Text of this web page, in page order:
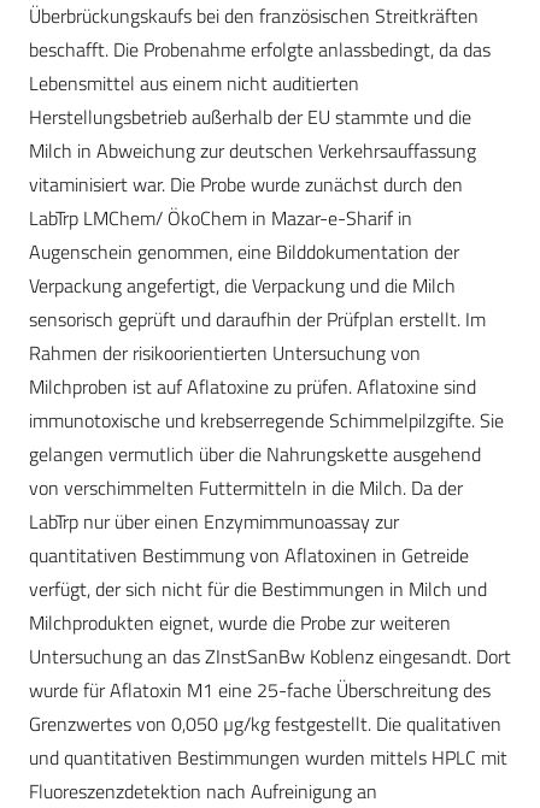
Überbrückungskaufs bei den französischen Streitkräften
beschafft. Die Probenahme erfolgte anlassbedingt, da das
Lebensmittel aus einem nicht auditierten
Herstellungsbetrieb außerhalb der EU stammte und die
Milch in Abweichung zur deutschen Verkehrsauffassung
vitaminisiert war. Die Probe wurde zunächst durch den
LabTrp LMChem/ ÖkoChem in Mazar-e-Sharif in
Augenschein genommen, eine Bilddokumentation der
Verpackung angefertigt, die Verpackung und die Milch
sensorisch geprüft und daraufhin der Prüfplan erstellt. Im
Rahmen der risikoorientierten Untersuchung von
Milchproben ist auf Aflatoxine zu prüfen. Aflatoxine sind
immunotoxische und krebserregende Schimmelpilzgifte. Sie
gelangen vermutlich über die Nahrungskette ausgehend
von verschimmelten Futtermitteln in die Milch. Da der
LabTrp nur über einen Enzymimmunoassay zur
quantitativen Bestimmung von Aflatoxinen in Getreide
verfügt, der sich nicht für die Bestimmungen in Milch und
Milchprodukten eignet, wurde die Probe zur weiteren
Untersuchung an das ZInstSanBw Koblenz eingesandt. Dort
wurde für Aflatoxin M1 eine 25-fache Überschreitung des
Grenzwertes von 0,050 µg/kg festgestellt. Die qualitativen
und quantitativen Bestimmungen wurden mittels HPLC mit
Fluoreszenzdetektion nach Aufreinigung an